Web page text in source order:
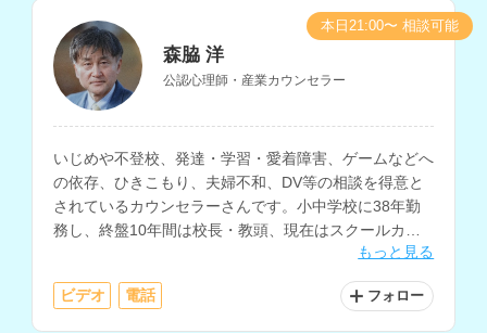
森脇 洋
公認心理師・産業カウンセラー
いじめや不登校、発達・学習・愛着障害、ゲームなどへ
の依存、ひきこもり、夫婦不和、DV等の相談を得意と
されているカウンセラーさんです。小中学校に38年勤
務し、終盤10年間は校長・教頭、現在はスクールカウ
ンセラーとして、生徒や保護者の相談に対応されていま
もっと見る
ビデオ 電話 フォロー
本日21:00〜 相談可能